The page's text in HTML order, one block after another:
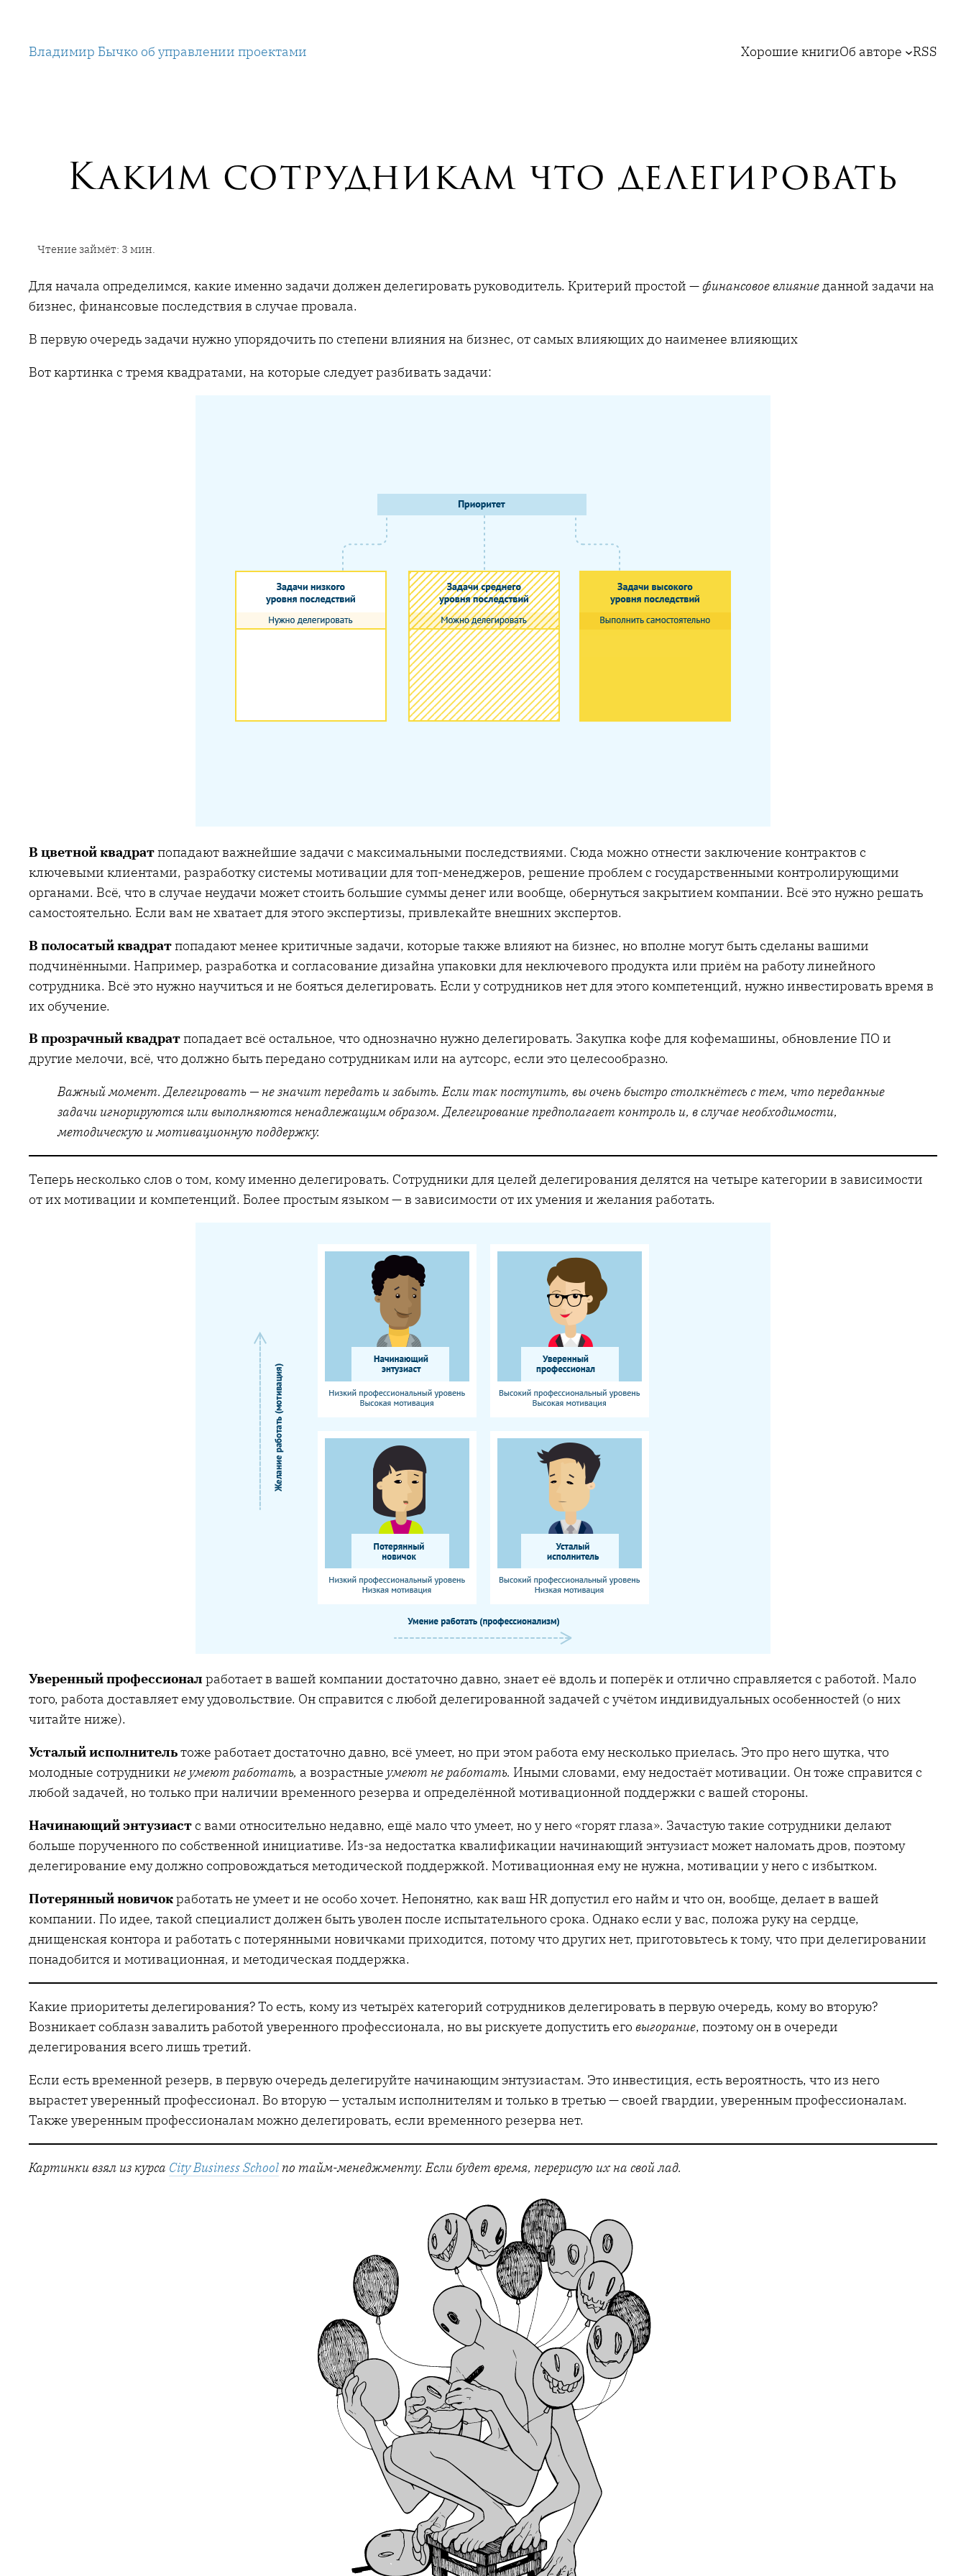
содержимому
Владимир Бычко об управлении проектами Хорошие книгиОб авторе RSS
Каким сотрудникам что делегировать
Для начала определимся, какие именно задачи должен делегировать руководитель. Критерий простой —финансовое влияниеданной задачи на
бизнес, финансовые последствия в случае провала.
В первую очередь задачи нужно упорядочить по степени влияния на бизнес, от самых влияющих до наименее влияющих
Вот картинка с тремя квадратами, на которые следует разбивать задачи:
В цветной квадратпопадают важнейшие задачи с максимальными последствиями. Сюда можно отнести заключение контрактов с
ключевыми клиентами, разработку системы мотивации для топ-менеджеров, решение проблем с государственными контролирующими
органами. Всё, что в случае неудачи может стоить большие суммы денег или вообще, обернуться закрытием компании. Всё это нужно решать
самостоятельно. Если вам не хватает для этого экспертизы, привлекайте внешних экспертов.
В полосатый квадратпопадают менее критичные задачи, которые также влияют на бизнес, но вполне могут быть сделаны вашими
подчинёнными. Например, разработка и согласование дизайна упаковки для неключевого продукта или приём на работу линейного
сотрудника. Всё это нужно научиться и не бояться делегировать. Если у сотрудников нет для этого компетенций, нужно инвестировать время в
их обучение.
В прозрачный квадратпопадает всё остальное, что однозначно нужно делегировать. Закупка кофе для кофемашины, обновление ПО и
другие мелочи, всё, что должно быть передано сотрудникам или на аутсорс, если это целесообразно.
Важный момент. Делегировать — не значит передать и забыть. Если так поступить, вы очень быстро столкнётесь с тем, что переданные
задачи игнорируются или выполняются ненадлежащим образом. Делегирование предполагает контроль и, в случае необходимости,
методическую и мотивационную поддержку.
Теперь несколько слов о том, кому именно делегировать. Сотрудники для целей делегирования делятся на четыре категории в зависимости
от их мотивации и компетенций. Более простым языком — в зависимости от их умения и желания работать.
Уверенный профессионалработает в вашей компании достаточно давно, знает её вдоль и поперёк и отлично справляется с работой. Мало
того, работа доставляет ему удовольствие. Он справится с любой делегированной задачей с учётом индивидуальных особенностей (о них
читайте ниже).
Усталый исполнительтоже работает достаточно давно, всё умеет, но при этом работа ему несколько приелась. Это про него шутка, что
молодные сотрудники не умеют работать, а возрастные умеют не работать. Иными словами, ему недостаёт мотивации. Он тоже справится с
любой задачей, но только при наличии временного резерва и определённой мотивационной поддержки с вашей стороны.
Начинающий энтузиаст с вами относительно недавно, ещё мало что умеет, но у него «горят глаза». Зачастую такие сотрудники делают
больше порученного по собственной инициативе. Из-за недостатка квалификации начинающий энтузиаст может наломать дров, поэтому
делегирование ему должно сопровождаться методической поддержкой. Мотивационная ему не нужна, мотивации у него с избытком.
Потерянный новичокработать не умеет и не особо хочет. Непонятно, как ваш HR допустил его найм и что он, вообще, делает в вашей
компании. По идее, такой специалист должен быть уволен после испытательного срока. Однако если у вас, положа руку на сердце,
днищенская контора и работать с потерянными новичками приходится, потому что других нет, приготовьтесь к тому, что при делегировании
понадобится и мотивационная, и методическая поддержка.
Какие приоритеты делегирования? То есть, кому из четырёх категорий сотрудников делегировать в первую очередь, кому во вторую?
Возникает соблазн завалить работой уверенного профессионала, но вы рискуете допустить его выгорание, поэтому он в очереди
делегирования всего лишь третий.
Если есть временной резерв, в первую очередь делегируйте начинающим энтузиастам. Это инвестиция, есть вероятность, что из него
вырастет уверенный профессионал. Во вторую — усталым исполнителям и только в третью — своей гвардии, уверенным профессионалам.
Также уверенным профессионалам можно делегировать, если временного резерва нет.
Картинки взял из курса City Business School по тайм-менеджменту. Если будет время, перерисую их на свой лад.